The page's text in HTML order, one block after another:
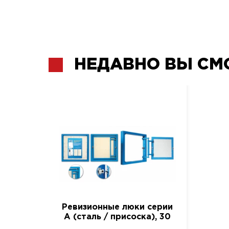
НЕДАВНО ВЫ
Ревизионные люки серии
A (сталь / присоска), 30